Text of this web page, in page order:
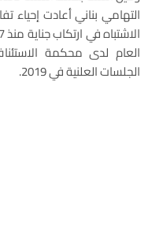
التهامي بناني أعادت
العام لدى محكمة
الجلسات العلنية في 2019.